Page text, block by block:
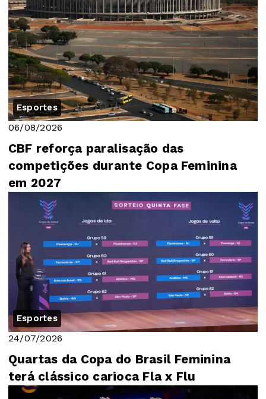
Esportes
06/08/2026
CBF reforça paralisação das
competições durante Copa Feminina
em 2027
Esportes
24/07/2026
Quartas da Copa do Brasil Feminina
terá clássico carioca Fla x Flu